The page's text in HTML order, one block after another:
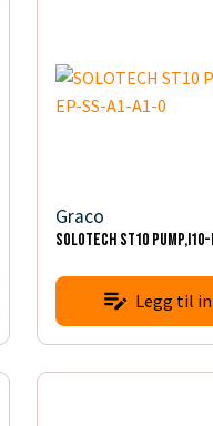
Graco
SOLOTECH ST10
Legg til